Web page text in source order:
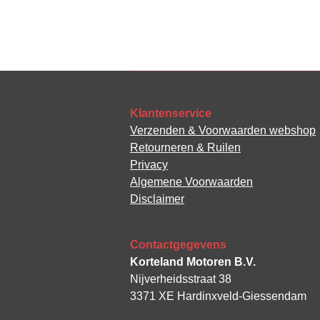
Klantenservice
Verzenden & Voorwaarden webshop
Retourneren & Ruilen
Privacy
Algemene Voorwaarden
Disclaimer
Contactgegevens
Korteland Motoren B.V.
Nijverheidsstraat 38
3371 XE Hardinxveld-Giessendam